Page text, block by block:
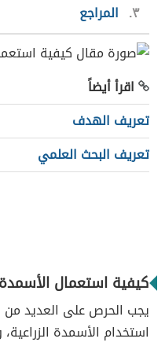
٣
المراجع
اقرأ أيضاً
تعريف الهدف
تعريف البحث العلمي
كيفية استعمال الأسمدة
يجب الحرص على العديد من
استخدام الأسمدة